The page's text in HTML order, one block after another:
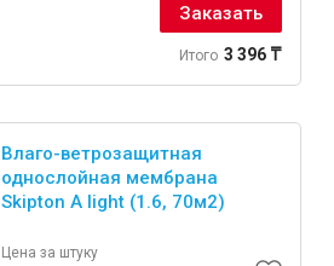
Заказать
Итого 3 396 ₸
Влаго-ветрозащитная
однослойная мембрана
Skipton A light (1.6, 70м2)
Цена за штуку